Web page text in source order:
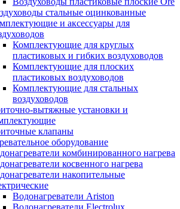
стальные оцинкованные
и аксессуары для
Комплектующие для круглых
пластиковых и гибких воздуховодов
Комплектующие для плоских
пластиковых воздуховодов
Комплектующие для стальных
воздуховодов
вытяжные установки и
клапаны
оборудование
комбинированного нагрева
косвенного нагрева
накопительные
Водонагреватели Ariston